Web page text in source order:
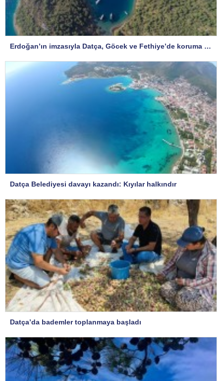
Erdoğan’ın imzasıyla Datça, Göcek ve Fethiye’de koruma statüsü değişti
Datça Belediyesi davayı kazandı: Kıyılar halkındır
Datça’da bademler toplanmaya başladı